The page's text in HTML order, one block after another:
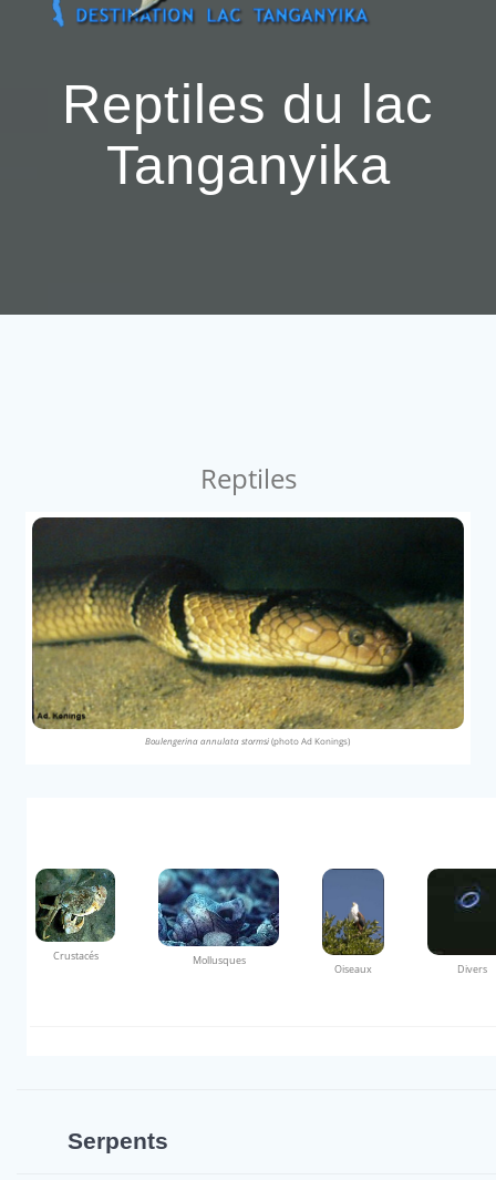
Passer
Reptiles du lac
Tanganyika
Reptiles
Boulengerina annulata stormsi(photo Ad Konings)
Crustacés Mollusques
Oiseaux Divers
Serpents